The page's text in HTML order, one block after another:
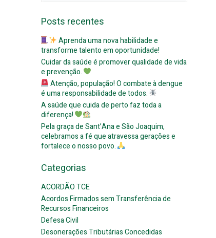
Posts recentes
Aprenda uma nova habilidade e
transforme talento em oportunidade!
Cuidar da saúde é promover qualidade de vida
e prevenção.
Atenção, população! O combate à dengue
é uma responsabilidade de todos.
A saúde que cuida de perto faz toda a
diferença!
Pela graça de Sant’Ana e São Joaquim,
celebramos a fé que atravessa gerações e
fortalece o nosso povo.
Categorias
ACORDÃO TCE
Acordos Firmados sem Transferência de
Recursos Financeiros
Defesa Civil
Desonerações Tributárias Concedidas